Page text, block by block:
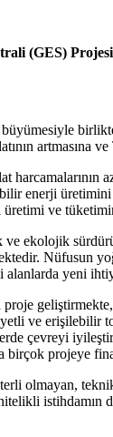
(GES)
artmasına
harcamalarının
enerji
üretimi ve
ekolojik
Nüfusun
yeni
ve erişilebilir
çevreyi
projeye
olmayan,
nitelikli